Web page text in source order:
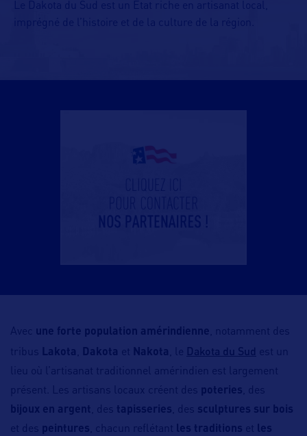
Le Dakota du Sud est un État riche en artisanat local,
imprégné de l’histoire et de la culture de la région.
Avec une forte population amérindienne , notamment des
tribus Lakota Dakota et Nakota , le Dakota du Sud est un
lieu où l’artisanat traditionnel amérindien est largement
présent. Les artisans locaux créent des poteries , des
bijoux en argent
, des tapisseries , des sculptures sur bois
et des peintures , chacun reflétant les traditions et
les